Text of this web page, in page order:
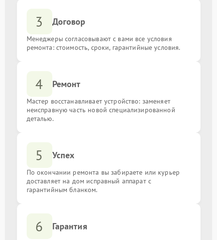
Замена конденсаторов
Установка кулера от 1500.00 ₽
Восстановление дорожек
Замена резисторов
Замена батарейки биоса от 250.00 ₽
3 Договор
Менеджеры согласовывают с вами все условия
ремонта: стоимость, сроки, гарантийные условия.
4 Ремонт
Мастер восстанавливает устройство: заменяет
неисправную часть новой специализированной
деталью.
5 Успех
По окончании ремонта вы забираете или курьер
доставляет на дом исправный аппарат с
гарантийным бланком.
6 Гарантия